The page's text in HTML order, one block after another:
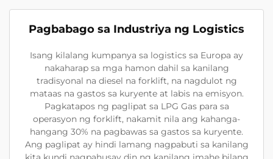
Pagbabago sa Industriya ng Logistics
Isang kilalang kumpanya sa logistics sa Europa ay
nakaharap sa mga hamon dahil sa kanilang
tradisyonal na diesel na forklift, na nagdulot ng
mataas na gastos sa kuryente at labis na emisyon.
Pagkatapos ng paglipat sa LPG Gas para sa
operasyon ng forklift, nakamit nila ang kahanga-
hangang 30% na pagbawas sa gastos sa kuryente.
Ang paglipat ay hindi lamang nagpabuti sa kanilang